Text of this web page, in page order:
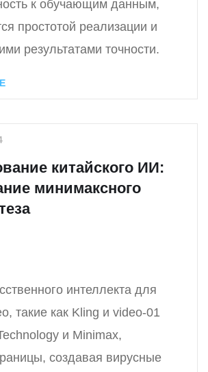
к обучающим данным,
простотой реализации и
результатами точности.
китайского ИИ:
минимаксного
интеллекта для
такие как Kling и video-01
и Minimax,
создавая вирусные